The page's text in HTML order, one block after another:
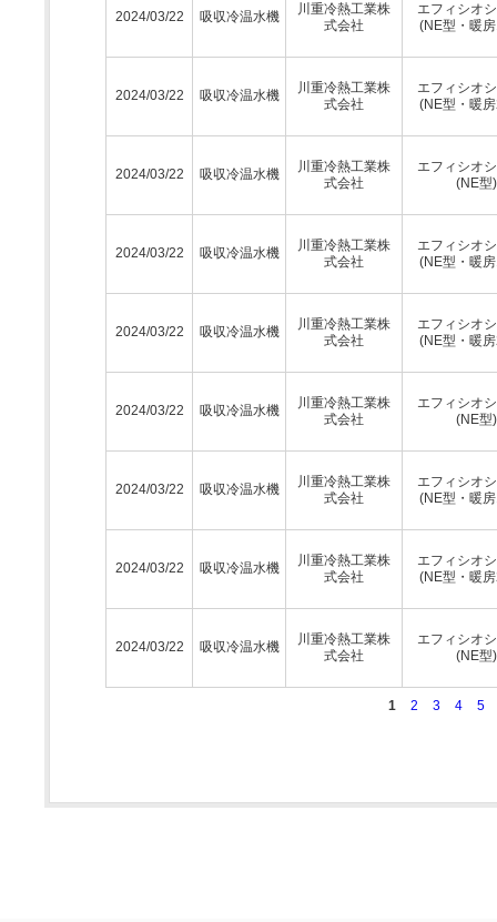
2024/03/22 吸収冷温水機
川重冷熱工業株
式会社
エフィシオ
(NE型・暖
2024/03/22 吸収冷温水機
川重冷熱工業株
式会社
エフィシオ
(NE型・暖
2024/03/22 吸収冷温水機
川重冷熱工業株
式会社
エフィシオ
(NE型)
2024/03/22 吸収冷温水機
川重冷熱工業株
式会社
エフィシオ
(NE型・暖
2024/03/22 吸収冷温水機
川重冷熱工業株
式会社
エフィシオ
(NE型・暖
2024/03/22 吸収冷温水機
川重冷熱工業株
式会社
エフィシオ
(NE型)
2024/03/22 吸収冷温水機
川重冷熱工業株
式会社
エフィシオ
(NE型・暖
2024/03/22 吸収冷温水機
川重冷熱工業株
式会社
エフィシオ
(NE型・暖
2024/03/22 吸収冷温水機
川重冷熱工業株
式会社
エフィシオ
(NE型)
1 2 3 4 5